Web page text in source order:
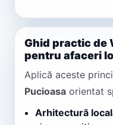
Ghid practic de
pentru afaceri
Aplică aceste
Pucioasa orientat
Arhitectură